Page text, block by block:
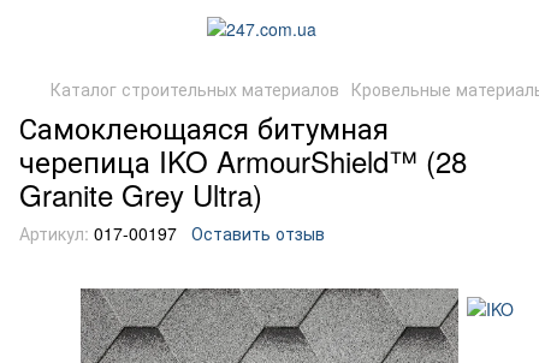
Каталог строительных материалов Кровельные
Самоклеющаяся битумная
черепица IKO ArmourShield™ (28
Granite Grey Ultra)
Артикул: 017-00197 Оставить отзыв